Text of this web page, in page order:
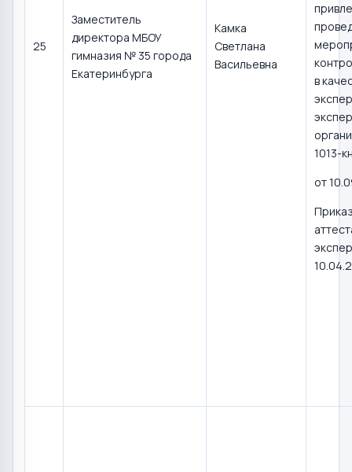
25
Заместитель
директора МБОУ
гимназия № 35 города
Екатеринбурга
Камка
Светлана
Васильевна
в
1013-
от